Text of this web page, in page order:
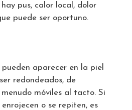
hay pus, calor local, dolor
puede ser oportuno.
pueden aparecer en la piel
redondeados, de
móviles al tacto. Si
o se repiten, es